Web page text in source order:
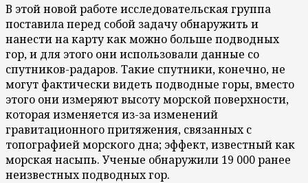
В этой новой работе исследовательская группа
поставила перед собой задачу обнаружить и
нанести на карту как можно больше подводных
гор, и для этого они использовали данные со
спутников-радаров. Такие спутники, конечно, не
могут фактически видеть подводные горы, вместо
этого они измеряют высоту морской поверхности,
которая изменяется из-за изменений
гравитационного притяжения, связанных с
топографией морского дна; эффект, известный как
морская насыпь. Ученые обнаружили 19 000 ранее
неизвестных подводных гор.